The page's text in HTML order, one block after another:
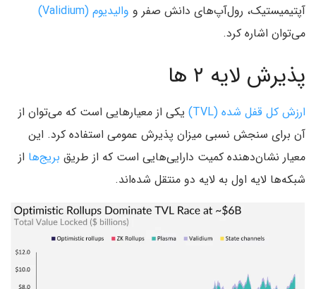
آپتیمیستیک‌، رول‌آپ‌های دانش صفر و والیدیوم (Validium‌)
می‌توان اشاره کرد.
پذیرش لایه ۲ ها
ارزش کل قفل شده (TVL‌)
یکی از معیار‌هایی است که می‌توان از
آن برای سنجش نسبی میزان پذیرش عمومی استفاده کرد. این
معیار نشان‌دهنده کمیت دارایی‌هایی است که از طریق بریج‌ها از
شبکه‌ها لایه اول به لایه دو منتقل شده‌اند.